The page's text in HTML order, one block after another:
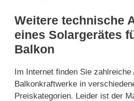
Weitere technische
eines Solargerätes
Balkon
Im Internet finden Sie zahlreiche
Balkonkraftwerke in
Preiskategorien. Leider ist der